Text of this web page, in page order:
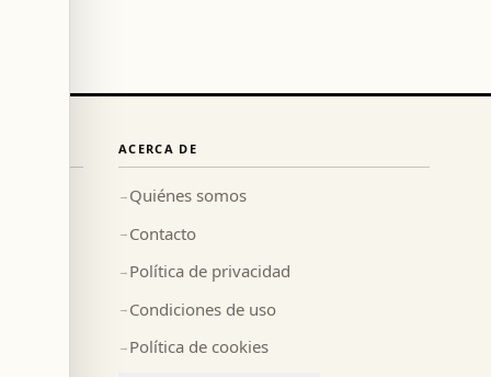
ACERCA DE
→ Quiénes somos
→ Contacto
→ Política de privacidad
→ Condiciones de uso
→ Política de cookies